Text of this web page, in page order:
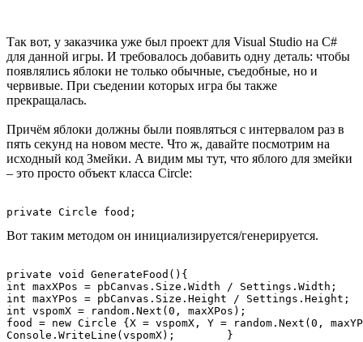
Так вот, у заказчика уже был проект для Visual Studio на C#
для данной игры. И требовалось добавить одну деталь: чтобы
появлялись яблоки не только обычные, съедобные, но и
червивые. При съедении которых игра бы также
прекращалась.
Причём яблоки должны были появляться с интервалом раз в
пять секунд на новом месте. Что ж, давайте посмотрим на
исходный код Змейки. А видим мы тут, что яблоrо для змейки
– это просто объект класса Circle:
private Circle food;
Вот таким методом он инициализируется/генерируется.
private void GenerateFood(){
int maxXPos = pbCanvas.Size.Width / Settings.Width;
int maxYPos = pbCanvas.Size.Height / Settings.Height;
int vspomX = random.Next(0, maxXPos);
food = new Circle {X = vspomX, Y = random.Next(0,
Console.WriteLine(vspomX);        }